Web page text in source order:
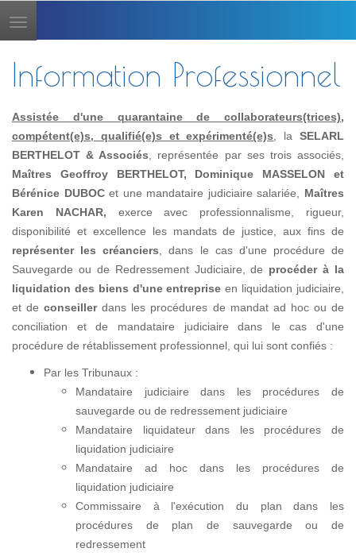
Toggle
navigation
Information Professionnel
Assistée d'une quarantaine de collaborateurs(trices),
compétent(e)s, qualifié(e)s et expérimenté(e)s , laSELARL
BERTHELOT & Associés , représentée par ses trois associés,
Maîtres Geoffroy BERTHELOT, Dominique MASSELON et
Bérénice DUBOCet une mandataire judiciaire salariée, Maîtres
Karen NACHAR, exerce avec professionnalisme, rigueur,
disponibilité et excellence les mandats de justice, aux fins de
représenter les créanciers , dans le cas d'une procédure de
Sauvegarde ou de Redressement Judiciaire, de procéder à la
liquidation des biens d'une entreprise en liquidation judiciaire,
et deconseillerdans les procédures de mandat ad hoc ou de
conciliation et de mandataire judiciaire dans le cas d'une
procédure de rétablissement professionnel, qui lui sont confiés :
Par les Tribunaux :
Mandataire judiciaire dans les procédures de
sauvegarde ou de redressement judiciaire
Mandataire liquidateur dans les procédures de
liquidation judiciaire
Mandataire ad hoc dans les procédures de
liquidation judiciaire
Commissaire à l'exécution du plan dans les
procédures de plan de sauvegarde ou de
redressement